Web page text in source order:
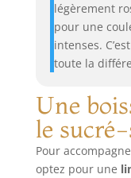
légèrement
pour une
intenses.
toute la
Une
le
Pour
optez pour une